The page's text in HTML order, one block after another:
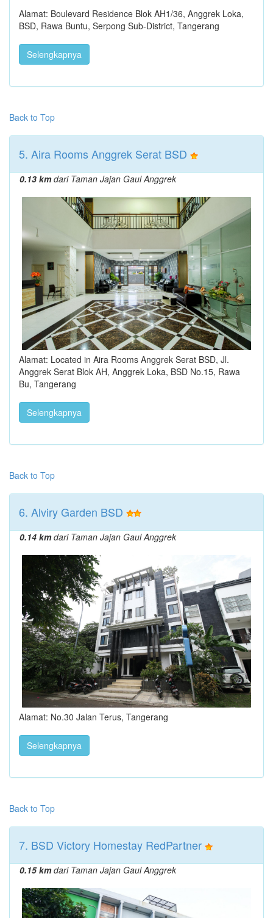
Alamat: Boulevard Residence Blok AH1/36, Anggrek Loka,
BSD, Rawa Buntu, Serpong Sub-District, Tangerang
Selengkapnya
Back to Top
5. Aira Rooms Anggrek Serat BSD
0.13 kmdari Taman Jajan Gaul Anggrek
Alamat: Located in Aira Rooms Anggrek Serat BSD, Jl.
Anggrek Serat Blok AH, Anggrek Loka, BSD No.15, Rawa
Bu, Tangerang
Selengkapnya
Back to Top
6. Alviry Garden BSD
0.14 kmdari Taman Jajan Gaul Anggrek
Alamat: No.30 Jalan Terus, Tangerang
Selengkapnya
Back to Top
7. BSD Victory Homestay RedPartner
0.15 kmdari Taman Jajan Gaul Anggrek